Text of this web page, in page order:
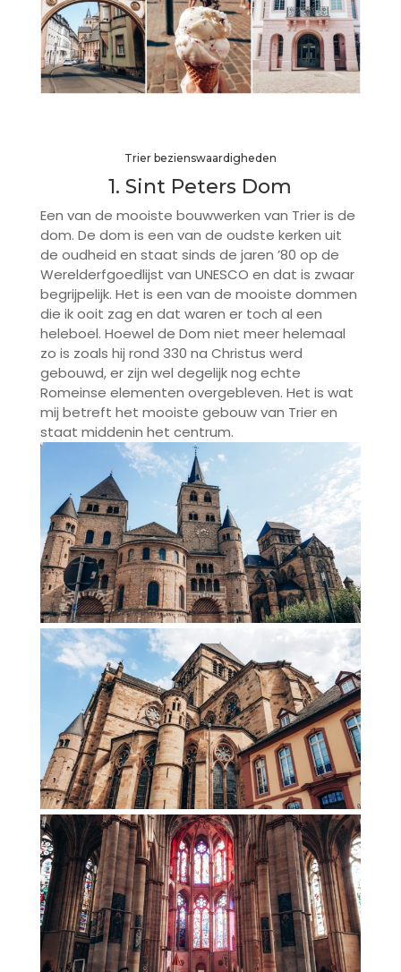
Trier bezienswaardigheden
1. Sint Peters Dom
Een van de mooiste bouwwerken van Trier is de
dom. De dom is een van de oudste kerken uit
de oudheid en staat sinds de jaren ’80 op de
Werelderfgoedlijst van UNESCO en dat is zwaar
begrijpelijk. Het is een van de mooiste dommen
die ik ooit zag en dat waren er toch al een
heleboel. Hoewel de Dom niet meer helemaal
zo is zoals hij rond 330 na Christus werd
gebouwd, er zijn wel degelijk nog echte
Romeinse elementen overgebleven. Het is wat
mij betreft het mooiste gebouw van Trier en
staat middenin het centrum.